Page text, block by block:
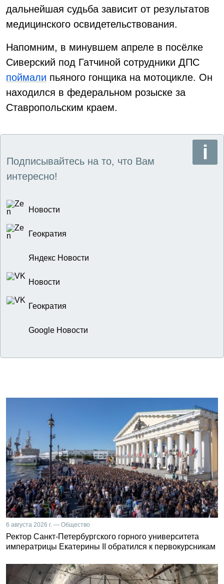
дальнейшая судьба зависит от результатов
медицинского освидетельствования.
Напомним, в минувшем апреле в посёлке
Сиверский под Гатчиной сотрудники ДПС
поймали пьяного гонщика на мотоцикле. Он
находился в федеральном розыске за
Ставропольским краем.
Подписывайтесь на то, что Вам
интересно!
Новости
Геократия
Яндекс Новости
Новости
Геократия
Google Новости
6 августа 2026 г. — Общество
Ректор Санкт-Петербургского горного университета
императрицы Екатерины II обратился к первокурсникам